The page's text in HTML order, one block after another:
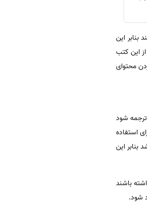
بنابر این
این کتب
محتوای
شود
استفاده
این
باشند
شود.